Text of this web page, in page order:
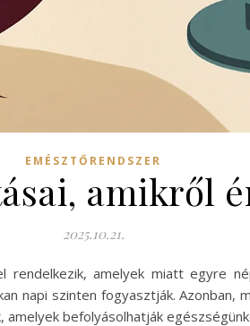
EMÉSZTŐRENDSZER
amikről
2025.10.21.
amelyek miatt egyre
napi szinten fogyasztják.
befolyásolhatják